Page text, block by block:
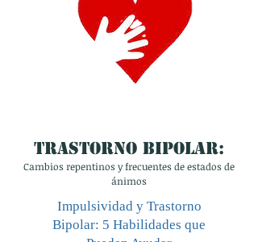
TRASTORNO BIPOLAR:
Cambios repentinos y frecuentes de estados de
ánimos
Impulsividad y Trastorno
Bipolar: 5 Habilidades que